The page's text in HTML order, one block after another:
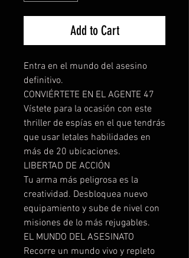
Add to Cart
Entra en el mundo del asesino
definitivo.
CONVIÉRTETE EN EL AGENTE 47
Vístete para la ocasión con este
thriller de espías en el que tendrás
que usar letales habilidades en
más de 20 ubicaciones.
LIBERTAD DE ACCIÓN
Tu arma más peligrosa es la
creatividad. Desbloquea nuevo
equipamiento y sube de nivel con
misiones de lo más rejugables.
EL MUNDO DEL ASESINATO
Recorre un mundo vivo y repleto